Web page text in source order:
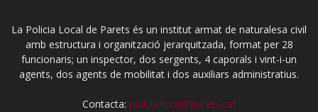
La Policia Local de Parets és un institut armat de naturalesa civil
amb estructura i organització jerarquitzada, format per 28
funcionaris; un inspector, dos sergents, 4 caporals i vint-i-un
agents, dos agents de mobilitat i dos auxiliars administratius.
Contacta: policia.local@parets.cat